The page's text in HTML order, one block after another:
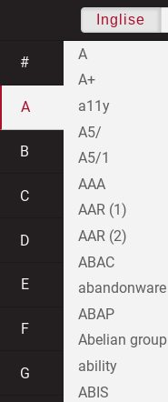
Inglise
#
A
B
C
D
E
F
G
A
A+
a11y
A5/
A5/1
AAA
AAR (1)
AAR (2)
ABAC
abandonware
ABAP
Abelian group
ability
ABIS